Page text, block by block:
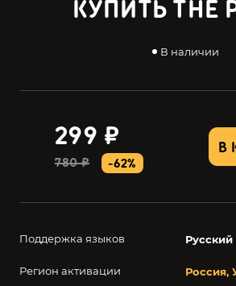
КУПИТЬ THE
В наличии
В
299 ₽
780 ₽ -62%
Поддержка языков
Регион активации Россия,